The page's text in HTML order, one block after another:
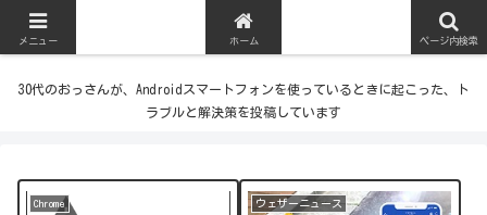
30代のおっさんが、Androidスマートフォンを使っているときに起こった、ト
ラブルと解決策を投稿しています
Chrome ウェザーニュース
メニュー ホーム ページ内検索